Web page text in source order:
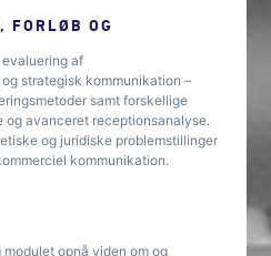
FORLØB OG
af
strategisk kommunikation –
samt forskellige
og avanceret receptionsanalyse.
og juridiske problemstillinger
kommunikation.
opnå viden om og